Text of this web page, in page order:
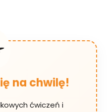
na chwilę!
ćwiczeń i